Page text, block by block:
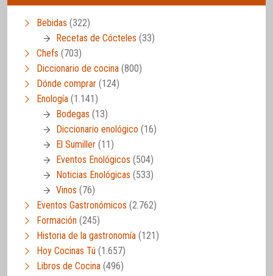
Bebidas (322)
Recetas de Cócteles (33)
Chefs (703)
Diccionario de cocina (800)
Dónde comprar (124)
Enología (1.141)
Bodegas (13)
Diccionario enológico (16)
El Sumiller (11)
Eventos Enológicos (504)
Noticias Enológicas (533)
Vinos (76)
Eventos Gastronómicos (2.762)
Formación (245)
Historia de la gastronomía (121)
Hoy Cocinas Tú (1.657)
Libros de Cocina (496)